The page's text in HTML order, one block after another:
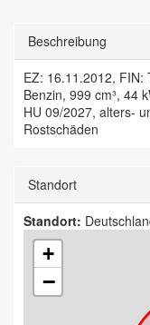
Beschreibung
EZ: 16.11.2012, FIN:
Benzin, 999 cm³, 44
HU 09/2027, alters-
Rostschäden
Standort
Standort:
+
−